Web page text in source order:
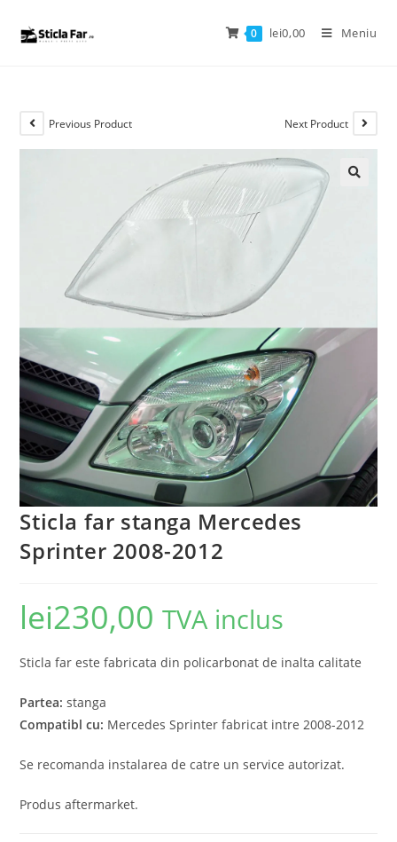
0 lei0,00 Meniu
Previous Product Next Product
Sticla far stanga Mercedes
Sprinter 2008-2012
lei230,00 TVA inclus
Sticla far este fabricata din policarbonat de inalta calitate
Partea: stanga
Compatibl cu: Mercedes Sprinter fabricat intre 2008-2012
Se recomanda instalarea de catre un service autorizat.
Produs aftermarket.